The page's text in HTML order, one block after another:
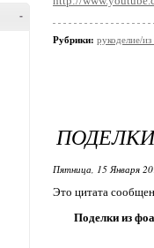
-
Рубрики: рукоделие/
Пятница, 15 Января
Это цитата
Поделки из